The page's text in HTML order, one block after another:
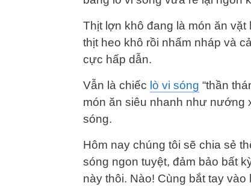
Thịt lợn khô đang là món ăn
thịt heo khô rồi nhấm nháp và
cực hấp dẫn.
Vẫn là chiếc lò vi sóng “thần
món ăn siêu nhanh như nướng
sóng.
Hôm nay chúng tôi sẽ chia sẻ
sóng ngon tuyệt, đảm bảo bất
này thôi. Nào! Cùng bắt tay vào